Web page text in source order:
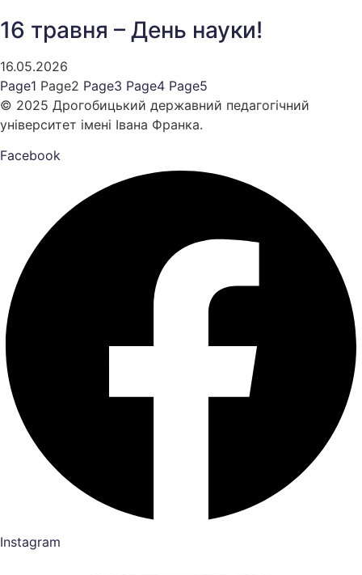
16 травня – День науки!
16.05.2026
Page1 Page2 Page3 Page4 Page5
© 2025 Дрогобицький державний педагогічний
університет імені Івана Франка.
Facebook
Instagram